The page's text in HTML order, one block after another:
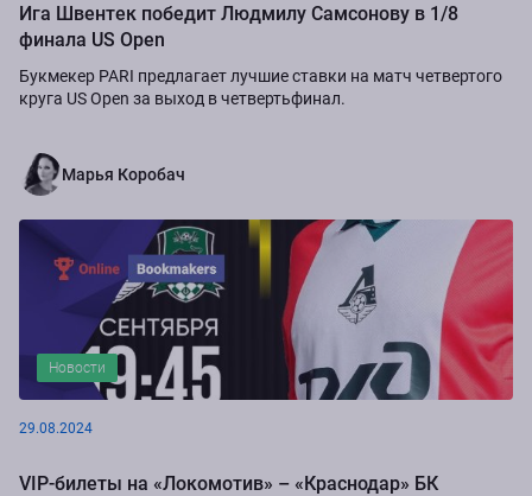
Ига Швентек победит Людмилу Самсонову в 1/8
финала US Open
Букмекер PARI предлагает лучшие ставки на матч четвертого
круга US Open за выход в четвертьфинал.
Марья Коробач
Новости
29.08.2024
VIP-билеты на «Локомотив» – «Краснодар» БК